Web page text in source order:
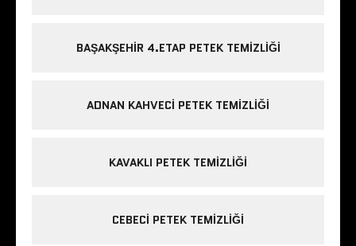
BAŞAKŞEHIR 4.ETAP PETEK TEMIZLIĞI
ADNAN KAHVECI PETEK TEMIZLIĞI
KAVAKLI PETEK TEMIZLIĞI
CEBECI PETEK TEMIZLIĞI